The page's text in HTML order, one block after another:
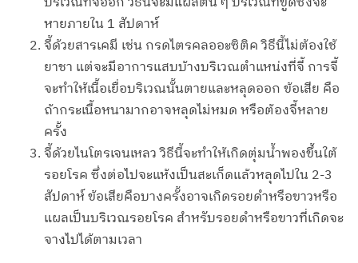
หายภายใน 1 สัปดาห์
จี้ด้วยสารเคมี เช่น กรดไตรคลออะซิติค วิธีนี้ไม่ต้องใช้
ยาชา แต่จะมีอาการแสบบ้างบริเวณตำแหน่งที่จี้ การจี้
จะทำให้เนื้อเยื่อบริเวณนั้นตายและหลุดออก ข้อเสีย คือ
ถ้ากระเนื้อหนามากอาจหลุดไม่หมด หรือต้องจี้หลาย
ครั้ง
จี้ด้วยไนโตรเจนเหลว วิธีนี้จะทำให้เกิดตุ่มน้ำพองขึ้นใต้
รอยโรค ซึ่งต่อไปจะแห้งเป็นสะเก็ดแล้วหลุดไปใน 2-3
สัปดาห์ ข้อเสียคือบางครั้งอาจเกิดรอยดำหรือขาวหรือ
แผลเป็นบริเวณรอยโรค สำหรับรอยดำหรือขาวที่เกิดจะ
จางไปได้ตามเวลา